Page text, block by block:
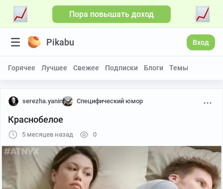
Пора повышать доход
Pikabu Вход
Горячее Лучшее Свежее Подписки Блоги Темы
serezha.yanin Специфический юмор
Краснобелое
5 месяцев назад 0